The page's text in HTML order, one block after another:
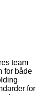
team
for både
for